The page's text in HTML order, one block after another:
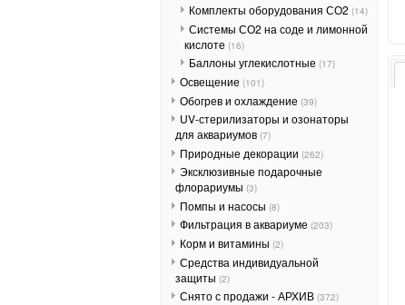
Комплекты оборудования СО2 (14)
Системы СО2 на соде и лимонной
кислоте (16)
Баллоны углекислотные (17)
Освещение (101)
Обогрев и охлаждение (39)
UV-стерилизаторы и озонаторы
для аквариумов (7)
Природные декорации (262)
Эксклюзивные подарочные
флорариумы (3)
Помпы и насосы (8)
Фильтрация в аквариуме (203)
Корм и витамины (2)
Средства индивидуальной
защиты (2)
Снято с продажи - АРХИВ (372)